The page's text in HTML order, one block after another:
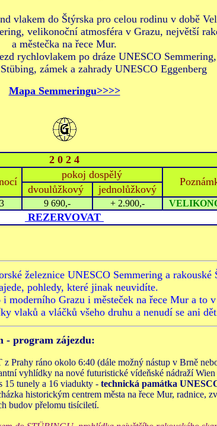
vlakem do Štýrska pro celou rodinu v době
velikonoční atmosféra v Grazu, největší
a městečka na řece Mur.
rychlovlakem po dráze UNESCO
zámek a zahrady UNESCO Eggenberg
Mapa Semmeringu>>>>
2 0 2 4
pokoj dospělý
dvoulůžkový jednolůžkový
9 690,- + 2.900,-
REZERVOVAT
železnice UNESCO Semmering a
pohledy, které jinak neuvidíte.
moderního Grazu i městeček na řece Mur a to
vlaků a vláčků všeho druhu a nenudí se ani
- program zájezdu:
Prahy ráno okolo 6:40 (dále možný nástup v Brně
vyhlídky na nové futuristické vídeňské nádraží
15 tunely a 16 viadukty - technická památka
historickým centrem města na řece Mur, radnice,
budov přelomu tisíciletí.